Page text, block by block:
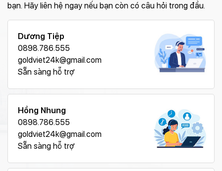
bạn. Hãy liên hệ ngay nếu bạn còn có câu hỏi trong đầu.
Dương Tiệp
0898.786.555
goldviet24k@gmail.com
Sẵn sàng hỗ trợ
Hồng Nhung
0898.786.555
goldviet24k@gmail.com
Sẵn sàng hỗ trợ